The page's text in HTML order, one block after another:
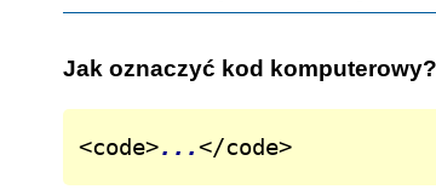
Jak oznaczyć kod komputerowy?
<code>...</code>